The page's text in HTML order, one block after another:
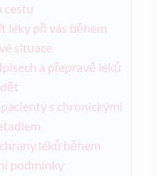
cestu
léky při vás během
situace
a přepravě léků
s chronickými
léků během
podmínky